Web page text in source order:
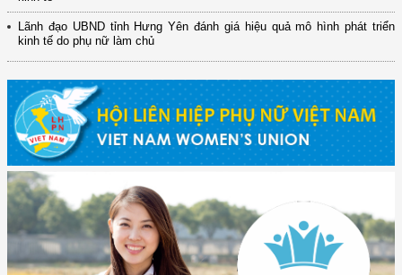
Lãnh đạo UBND tỉnh Hưng Yên đánh giá hiệu quả mô hình phát triển
kinh tế do phụ nữ làm chủ